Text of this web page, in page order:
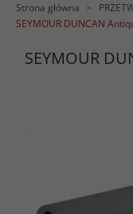
Strona główna
SEYMOUR DUNCAN
SEYMOUR